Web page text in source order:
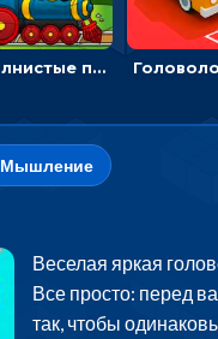
Волнистые пазлы с транспортом: собирай картинку из частей
Мышление
Веселая яркая
Все просто: перед
так, чтобы